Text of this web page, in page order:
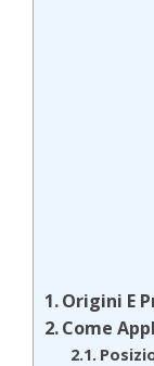
Origini E
Come